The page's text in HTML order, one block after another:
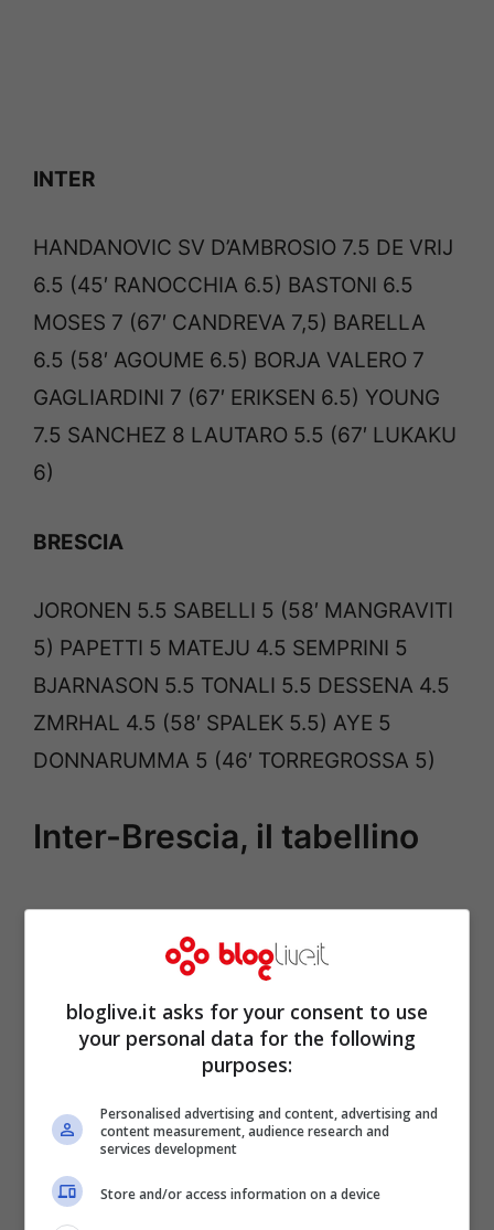
INTER
HANDANOVIC SV D’AMBROSIO 7.5 DE VRIJ
6.5 (45′ RANOCCHIA 6.5) BASTONI 6.5
MOSES 7 (67′ CANDREVA 7,5) BARELLA
6.5 (58′ AGOUME 6.5) BORJA VALERO 7
GAGLIARDINI 7 (67′ ERIKSEN 6.5) YOUNG
7.5 SANCHEZ 8 LAUTARO 5.5 (67′ LUKAKU
6)
BRESCIA
JORONEN 5.5 SABELLI 5 (58′ MANGRAVITI
5) PAPETTI 5 MATEJU 4.5 SEMPRINI 5
BJARNASON 5.5 TONALI 5.5 DESSENA 4.5
ZMRHAL 4.5 (58′ SPALEK 5.5) AYE 5
DONNARUMMA 5 (46′ TORREGROSSA 5)
Inter-Brescia, il tabellino
bloglive.it asks for your consent to use
your personal data for the following
purposes:
Personalised advertising and content, advertising and
content measurement, audience research and
services development
Store and/or access information on a device